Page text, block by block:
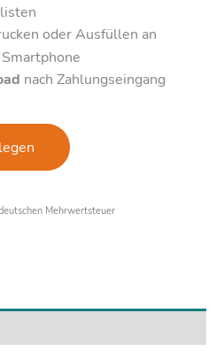
oder Ausfüllen an
nach Zahlungseingang
Mehrwertsteuer